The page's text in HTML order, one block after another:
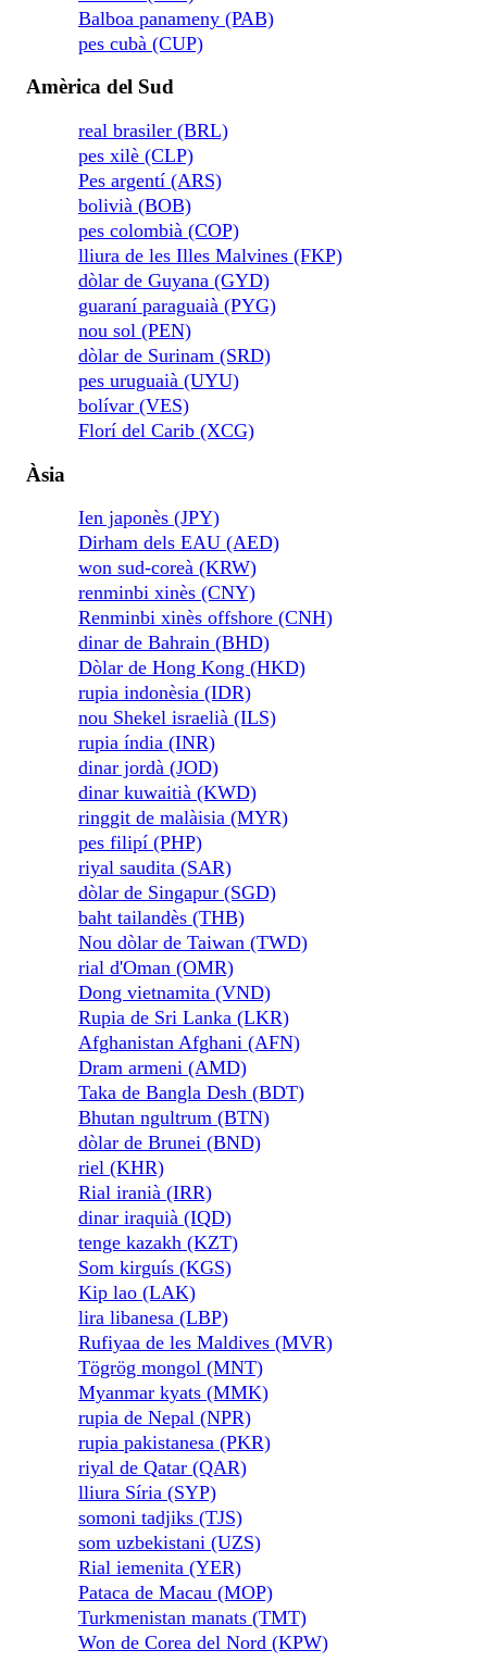
Balboa panameny (PAB)
pes cubà (CUP)
Amèrica del Sud
real brasiler (BRL)
pes xilè (CLP)
Pes argentí (ARS)
bolivià (BOB)
pes colombià (COP)
lliura de les Illes Malvines (FKP)
dòlar de Guyana (GYD)
guaraní paraguaià (PYG)
nou sol (PEN)
dòlar de Surinam (SRD)
pes uruguaià (UYU)
bolívar (VES)
Florí del Carib (XCG)
Àsia
Ien japonès (JPY)
Dirham dels EAU (AED)
won sud-coreà (KRW)
renminbi xinès (CNY)
Renminbi xinès offshore (CNH)
dinar de Bahrain (BHD)
Dòlar de Hong Kong (HKD)
rupia indonèsia (IDR)
nou Shekel israelià (ILS)
rupia índia (INR)
dinar jordà (JOD)
dinar kuwaitià (KWD)
ringgit de malàisia (MYR)
pes filipí (PHP)
riyal saudita (SAR)
dòlar de Singapur (SGD)
baht tailandès (THB)
Nou dòlar de Taiwan (TWD)
rial d'Oman (OMR)
Dong vietnamita (VND)
Rupia de Sri Lanka (LKR)
Afghanistan Afghani (AFN)
Dram armeni (AMD)
Taka de Bangla Desh (BDT)
Bhutan ngultrum (BTN)
dòlar de Brunei (BND)
riel (KHR)
Rial iranià (IRR)
dinar iraquià (IQD)
tenge kazakh (KZT)
Som kirguís (KGS)
Kip lao (LAK)
lira libanesa (LBP)
Rufiyaa de les Maldives (MVR)
Tögrög mongol (MNT)
Myanmar kyats (MMK)
rupia de Nepal (NPR)
rupia pakistanesa (PKR)
riyal de Qatar (QAR)
lliura Síria (SYP)
somoni tadjiks (TJS)
som uzbekistani (UZS)
Rial iemenita (YER)
Pataca de Macau (MOP)
Turkmenistan manats (TMT)
Won de Corea del Nord (KPW)